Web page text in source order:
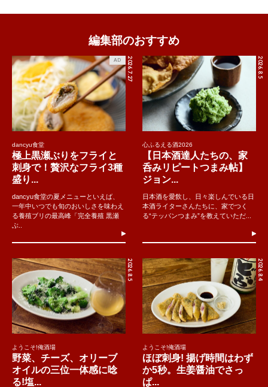
編集部のおすすめ
2026.7.27
AD
dancyu食堂
極上黒瀬ぶりをフライと
刺身で！贅沢なフライ3種
盛り...
dancyu食堂の夏メニューといえば、
一年中いつでも旬のおいしさを味わえ
る養殖ブリの最高峰「完全養殖 黒瀬
ぶ..
2026.8.5
心ふるえる酒2026
【日本酒達人たちの、家
呑みリピートつまみ帖】
ジョン...
日本酒を愛飲し、日々楽しんでいる日
本酒ライターさんたちに、家でつく
る“テッパンつまみ”を教えていただ...
2026.8.5
ようこそ!俺酒場
野菜、チーズ、オリーブ
オイルの三位一体感に唸
る!塩...
2026.8.4
ようこそ!俺酒場
ほぼ刺身! 揚げ時間はわず
か5秒。生姜醤油でさっ
ぱ...